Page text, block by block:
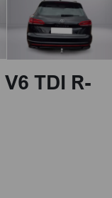
TDI R-